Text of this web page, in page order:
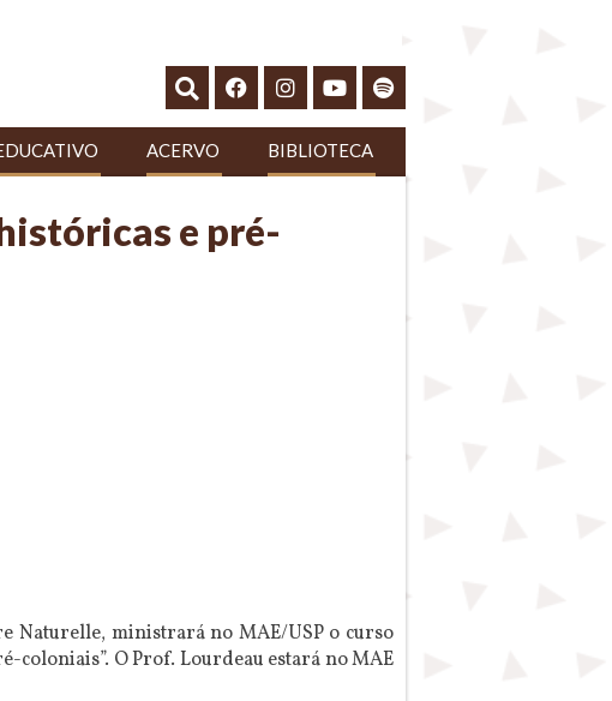
ACERVO BIBLIOTECA
e pré-
Naturelle, ministrará no MAE/USP o curso
coloniais”. O Prof. Lourdeau estará no MAE